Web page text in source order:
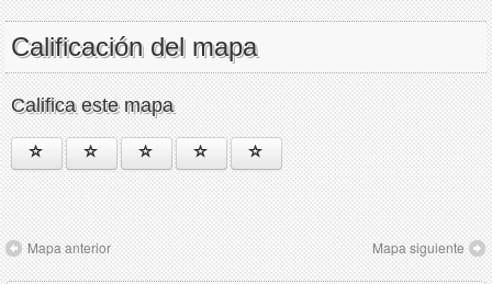
Calificación del mapa
Califica este mapa
Mapa anterior Mapa siguiente